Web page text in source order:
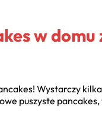
w domu
Wystarczy kilka
puszyste